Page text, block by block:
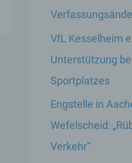
VfL Kesselheim
Unterstützung
Sportplatzes
Engstelle in
Wefelscheid:
Verkehr“